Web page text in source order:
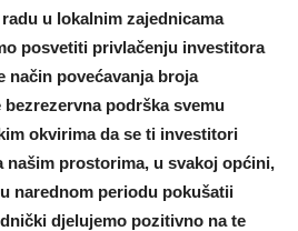
u lokalnim zajednicama
posvetiti privlačenju investitora
način povećavanja broja
podrška svemu
okvirima da se ti investitori
našim prostorima, u svakoj općini,
narednom periodu pokušatii
djelujemo pozitivno na te